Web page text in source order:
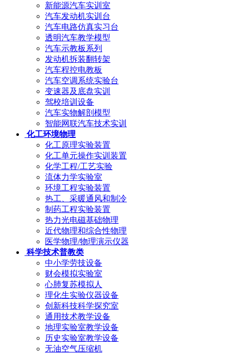
新能源汽车实训室
汽车发动机实训台
汽车电路仿真实习台
透明汽车教学模型
汽车示教板系列
发动机拆装翻转架
汽车程控电教板
汽车空调系统实验台
变速器及底盘实训
驾校培训设备
汽车实物解剖模型
智能网联汽车技术实训
化工环境物理
化工原理实验装置
化工单元操作实训装置
化学工程/工艺实验
流体力学实验室
环境工程实验装置
热工、采暖通风和制冷
制药工程实验装置
热力光电磁基础物理
近代物理和综合性物理
医学物理/物理演示仪器
科学技术普教类
中小学劳技设备
财会模拟实验室
心肺复苏模拟人
理化生实验仪器设备
创新科技科学探究室
通用技术教学设备
地理实验室教学设备
历史实验室教学设备
无油空气压缩机